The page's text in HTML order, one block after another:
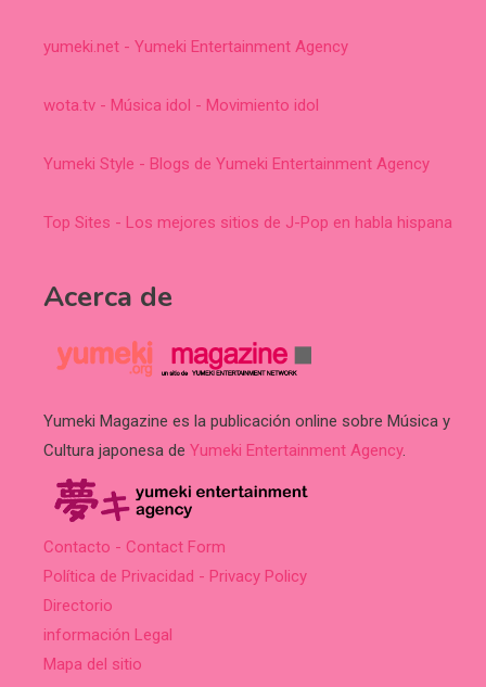
yumeki.net - Yumeki Entertainment Agency
wota.tv - Música idol - Movimiento idol
Yumeki Style - Blogs de Yumeki Entertainment Agency
Top Sites - Los mejores sitios de J-Pop en habla hispana
Acerca de
Yumeki Magazine es la publicación online sobre Música y
Cultura japonesa de Yumeki Entertainment Agency.
Contacto - Contact Form
Política de Privacidad - Privacy Policy
Directorio
información Legal
Mapa del sitio